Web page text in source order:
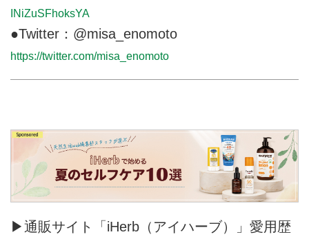
INiZuSFhoksYA
●Twitter：@misa_enomoto
https://twitter.com/misa_enomoto
▶通販サイト「iHerb（アイハーブ）」愛用歴